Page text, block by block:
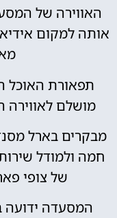
האווירה של
אותה למקום
תפאורת האוכל
מושלם לאווירה
מבקרים בארל
חמה ולמודל
של צופי
המסעדה ידועה